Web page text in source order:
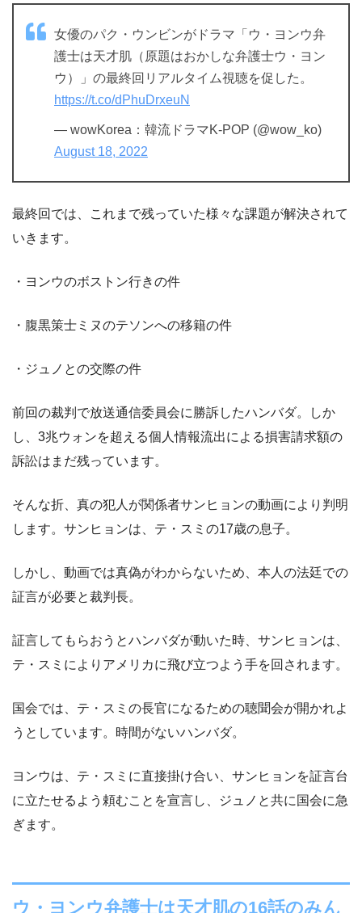
女優のパク・ウンビンがドラマ「ウ・ヨンウ弁
護士は天才肌（原題はおかしな弁護士ウ・ヨン
ウ）」の最終回リアルタイム視聴を促した。
https://t.co/dPhuDrxeuN
— wowKorea：韓流ドラマK-POP (@wow_ko)
August 18, 2022
最終回では、これまで残っていた様々な課題が解決されて
いきます。
・ヨンウのボストン行きの件
・腹黒策士ミヌのテソンへの移籍の件
・ジュノとの交際の件
前回の裁判で放送通信委員会に勝訴したハンバダ。しか
し、3兆ウォンを超える個人情報流出による損害請求額の
訴訟はまだ残っています。
そんな折、真の犯人が関係者サンヒョンの動画により判明
します。サンヒョンは、テ・スミの17歳の息子。
しかし、動画では真偽がわからないため、本人の法廷での
証言が必要と裁判長。
証言してもらおうとハンバダが動いた時、サンヒョンは、
テ・スミによりアメリカに飛び立つよう手を回されます。
国会では、テ・スミの長官になるための聴聞会が開かれよ
うとしています。時間がないハンバダ。
ヨンウは、テ・スミに直接掛け合い、サンヒョンを証言台
に立たせるよう頼むことを宣言し、ジュノと共に国会に急
ぎます。
ウ・ヨンウ弁護士は天才肌の16話のみん